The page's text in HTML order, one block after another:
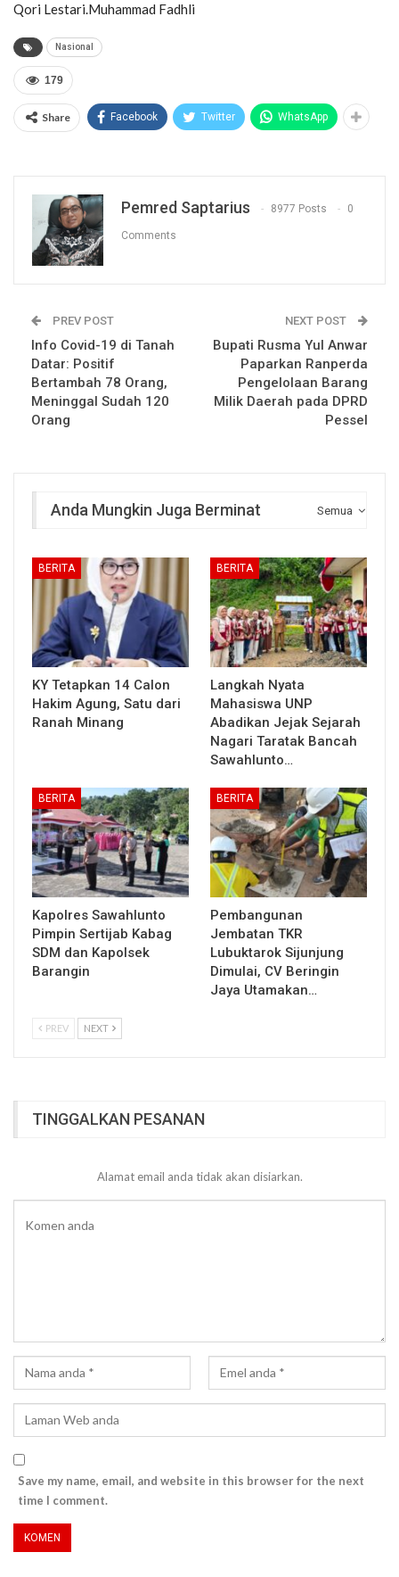
Qori Lestari.Muhammad Fadhli
Nasional
179
Share Facebook Twitter WhatsApp
Pemred Saptarius 8977 Posts 0
Comments
PREV POST
Info Covid-19 di Tanah
Datar: Positif
Bertambah 78 Orang,
Meninggal Sudah 120
Orang
NEXT POST
Bupati Rusma Yul Anwar
Paparkan Ranperda
Pengelolaan Barang
Milik Daerah pada DPRD
Pessel
Semua
Anda Mungkin Juga Berminat
BERITA
KY Tetapkan 14 Calon
Hakim Agung, Satu dari
Ranah Minang
BERITA
Langkah Nyata
Mahasiswa UNP
Abadikan Jejak Sejarah
Nagari Taratak Bancah
Sawahlunto…
BERITA
Kapolres Sawahlunto
Pimpin Sertijab Kabag
SDM dan Kapolsek
Barangin
BERITA
Pembangunan
Jembatan TKR
Lubuktarok Sijunjung
Dimulai, CV Beringin
Jaya Utamakan…
PREV NEXT
TINGGALKAN PESANAN
Alamat email anda tidak akan disiarkan.
Save my name, email, and website in this browser for the next
time I comment.